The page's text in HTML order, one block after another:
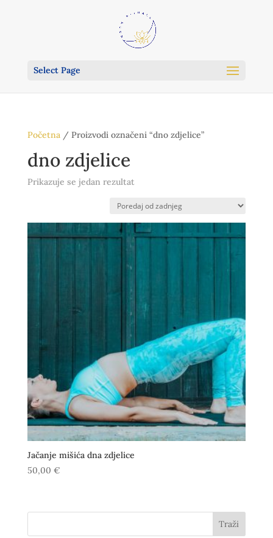
Select Page
Početna/ Proizvodi označeni “dno zdjelice”
dno zdjelice
Prikazuje se jedan rezultat
Jačanje mišića dna zdjelice
50,00 €
Traži